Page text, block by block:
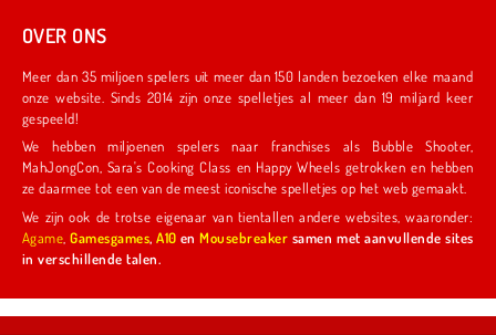
OVER ONS
Meer dan 35 miljoen spelers uit meer dan 150 landen bezoeken elke maand
onze website. Sinds 2014 zijn onze spelletjes al meer dan 19 miljard keer
gespeeld!
We hebben miljoenen spelers naar franchises als Bubble Shooter,
MahJongCon, Sara's Cooking Class en Happy Wheels getrokken en hebben
ze daarmee tot een van de meest iconische spelletjes op het web gemaakt.
We zijn ook de trotse eigenaar van tientallen andere websites, waaronder:
Agame ,Gamesgames,A10 enMousebreaker samen met aanvullende sites
in verschillende talen.